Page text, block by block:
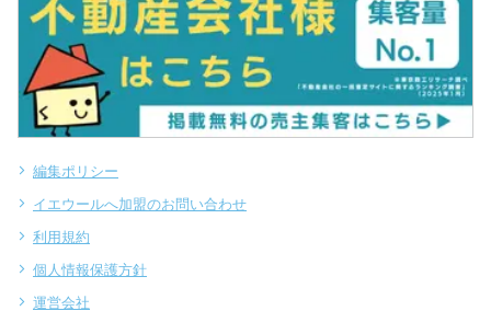
編集ポリシー
イエウールへ加盟のお問い合わせ
利用規約
個人情報保護方針
運営会社